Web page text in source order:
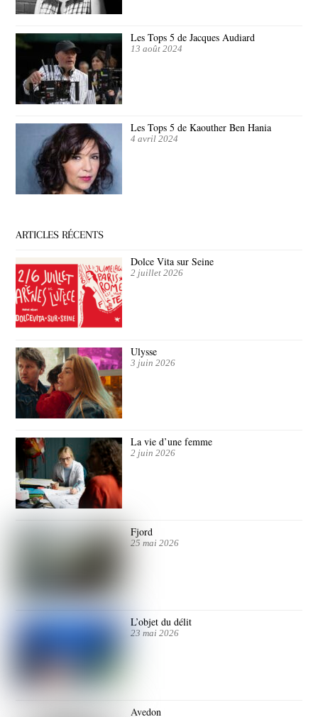
Les Tops 5 de Jacques Audiard
13 août 2024
Les Tops 5 de Kaouther Ben Hania
4 avril 2024
ARTICLES RÉCENTS
Dolce Vita sur Seine
2 juillet 2026
Ulysse
3 juin 2026
La vie d’une femme
2 juin 2026
Fjord
25 mai 2026
L’objet du délit
23 mai 2026
Avedon